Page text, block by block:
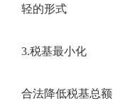
轻的形式
3.税基最小化
合法降低税基总额